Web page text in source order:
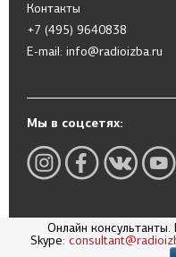
Контакты
+7 (495) 9640838
E-mail: info@radioizba.ru
Мы в соцсетях:
Онлайн
Skype: